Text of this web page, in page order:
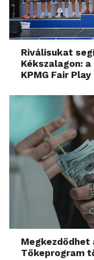
Riválisukat
Kékszalagon:
KPMG Fair
Megkezdődhet
Tőkeprogram